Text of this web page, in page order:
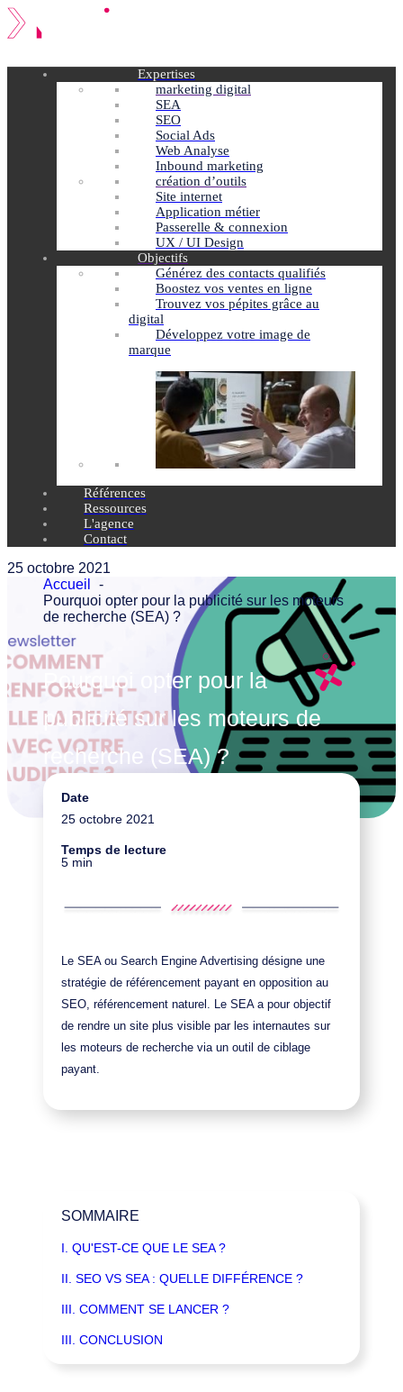
Expertises
marketing digital
SEA
SEO
Social Ads
Web Analyse
Inbound marketing
création d’outils
Site internet
Application métier
Passerelle & connexion
UX / UI Design
Objectifs
Générez des contacts qualifiés
Boostez vos ventes en ligne
Trouvez vos pépites grâce au
digital
Développez votre image de
marque
Références
Ressources
L'agence
Contact
25 octobre 2021
Accueil
Pourquoi opter pour la publicité sur les moteurs
de recherche (SEA) ?
Pourquoi opter pour la
publicité sur les moteurs de
recherche (SEA) ?
Marketing digital
Date
25 octobre 2021
Temps de lecture
5 min
Le SEA ou Search Engine Advertising désigne une
stratégie de référencement payant en opposition au
SEO, référencement naturel. Le SEA a pour objectif
de rendre un site plus visible par les internautes sur
les moteurs de recherche via un outil de ciblage
payant.
SOMMAIRE
I. QU'EST-CE QUE LE SEA ?
II. SEO VS SEA : QUELLE DIFFÉRENCE ?
III. COMMENT SE LANCER ?
III. CONCLUSION